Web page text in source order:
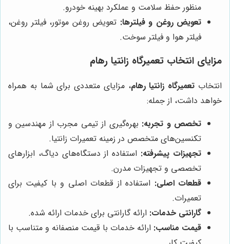
منظور حفظ سلامت و عملکرد بهینه خودرو.
تعویض روغن و فیلترها: تعویض روغن موتور، فیلتر روغن،
فیلتر هوا و فیلتر سوخت.
مزایای انتخاب تعمیرگاه زانتیا رهام
انتخاب تعمیرگاه زانتیا رهام، مزایای متعددی برای شما به همراه
خواهد داشت، از جمله:
تخصص و تجربه: بهره‌گیری از تیمی مجرب از مهندسین و
تکنسین‌های متخصص در زمینه تعمیرات زانتیا.
تجهیزات پیشرفته: استفاده از دستگاه‌های دیاگ، ابزارهای
تخصصی و تجهیزات مدرن.
قطعات اصلی: استفاده از قطعات اصلی و با کیفیت برای
تعمیرات.
گارانتی خدمات: ارائه گارانتی برای خدمات ارائه شده.
قیمت مناسب: ارائه خدمات با قیمت منصفانه و متناسب با